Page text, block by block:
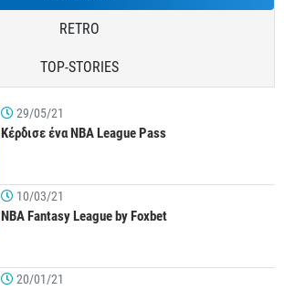
RETRO
TOP-STORIES
29/05/21
Κέρδισε ένα NBA League Pass
10/03/21
NBA Fantasy League by Foxbet
20/01/21